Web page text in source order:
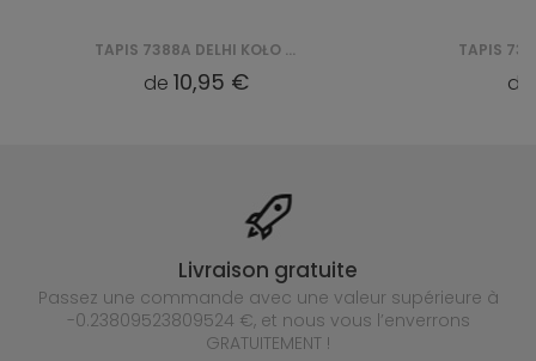
Livraison gratuite
Passez une commande avec une valeur supérieure à
-0.23809523809524 €, et nous vous l’enverrons
GRATUITEMENT !